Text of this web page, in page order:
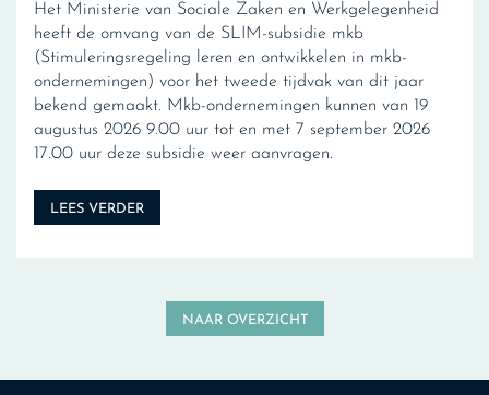
Het Ministerie van Sociale Zaken en Werkgelegenheid
heeft de omvang van de SLIM-subsidie mkb
(Stimuleringsregeling leren en ontwikkelen in mkb-
ondernemingen) voor het tweede tijdvak van dit jaar
bekend gemaakt. Mkb-ondernemingen kunnen van 19
augustus 2026 9.00 uur tot en met 7 september 2026
17.00 uur deze subsidie weer aanvragen.
LEES VERDER
NAAR OVERZICHT